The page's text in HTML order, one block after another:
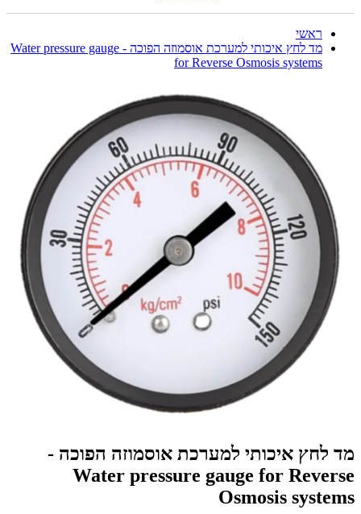
ראשי
מד לחץ איכותי למערכת אוסמוזה הפוכה - Water pressure gauge
for Reverse Osmosis systems
מד לחץ איכותי למערכת אוסמוזה הפוכה -
Water pressure gauge for Reverse
Osmosis systems